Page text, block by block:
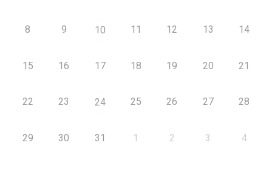
8 9 10 11 12 13 14
15 16 17 18 19 20 21
22 23 24 25 26 27 28
29 30 31 1 2 3 4